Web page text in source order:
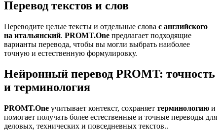
Перевод текстов и слов
Переводите целые тексты и отдельные слова с английского
на итальянский. PROMT.One предлагает подходящие
варианты перевода, чтобы вы могли выбрать наиболее
точную и естественную формулировку.
Нейронный перевод PROMT: точность
и терминология
PROMT.One учитывает контекст, сохраняет терминологию и
помогает получать более естественные и точные переводы для
деловых, технических и повседневных текстов..